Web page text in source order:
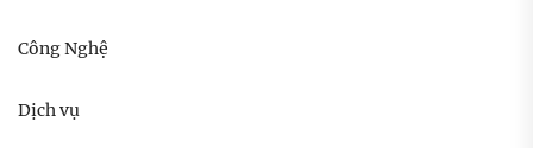
Công Nghệ
Dịch vụ